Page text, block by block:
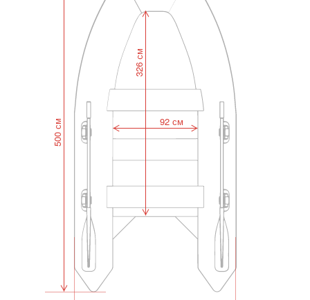
92 см
326 см
500 см